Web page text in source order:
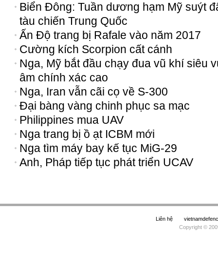
Biển Đông: Tuần dương hạm Mỹ suýt
tàu chiến Trung Quốc
Ấn Độ trang bị Rafale vào năm 2017
Cường kích Scorpion cất cánh
Nga, Mỹ bắt đầu chạy đua vũ khí siêu
âm chính xác cao
Nga, Iran vẫn cãi cọ về S-300
Đại bàng vàng chinh phục sa mạc
Philippines mua UAV
Nga trang bị ồ ạt ICBM mới
Nga tìm máy bay kế tục MiG-29
Anh, Pháp tiếp tục phát triển UCAV
Liên hệ
Copyright ©